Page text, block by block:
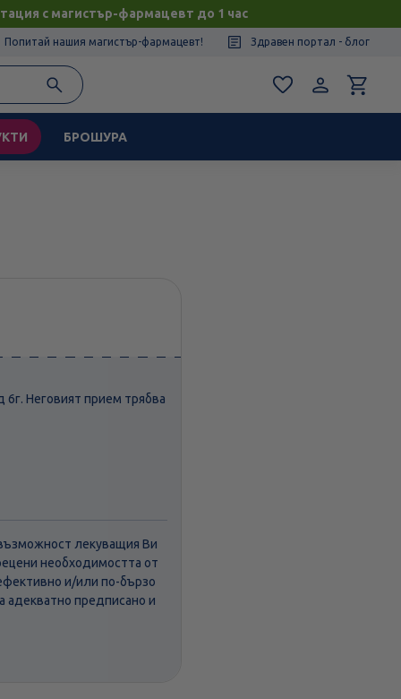
с магистър-фармацевт до 1 час
Попитай нашия магистър-фармацевт! Здравен портал - блог
БРОШУРА
Неговият прием трябва
лекуващия Ви
необходимостта от
и/или по-бързо
адекватно предписано и